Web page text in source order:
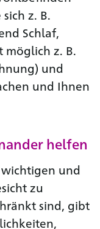
z. B.
Schlaf,
möglich z. B.
und
und Ihnen
helfen
und
zu
sind, gibt